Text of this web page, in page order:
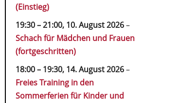
(Einstieg)
19:30–21:00, 10. August 2026–
Schach für Mädchen und Frauen
(fortgeschritten)
18:00– 19:30, 14. August 2026–
Freies Training in den
Sommerferien für Kinder und